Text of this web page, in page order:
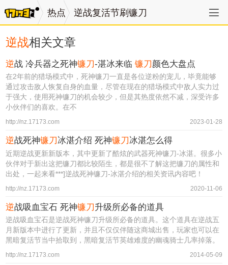
热点 逆战复活节刷镰刀
逆战相关文章
逆战 冷兵器之死神镰刀-湛冰来临镰刀颜色大盘点
在2年前的猎场模式中，死神镰刀一直是各位逆粉的宠儿，毕竟能够
通过攻击敌人恢复自身的血量，尽管在现在的猎场模式中敌人实力过
于强大，使用死神镰刀的机会较少，但是其热度依然不减，深受许多
小伙伴们的喜欢。在不
http://nz.17173.com 2023-01-28
逆战死神镰刀 冰湛介绍 死神镰刀 冰湛怎么得
近期逆战更新新版本，其中更新了酷炫的武器死神镰刀-冰湛。很多小
伙伴对于新出这把镰刀都比较陌生，都是很不了解这把镰刀的属性和
出处，一起来看***]逆战死神镰刀-冰湛介绍的相关资讯内容吧！
http://nz.17173.com 2020-11-06
逆战吸血宝石 死神镰刀升级所必备的道具
逆战吸血宝石是逆战死神镰刀升级所必备的道具。这个道具在逆战五
月新版本中进行了更新，并且不仅仅伴随这商城出售，玩家也可以在
黑暗复活节当中拾取到，黑暗复活节英雄难度的幽魂骑士几率掉落。
http://nz.17173.com 2014-05-09